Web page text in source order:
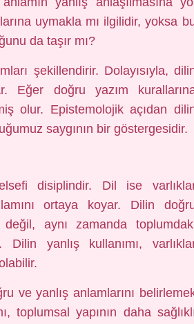
uymakla mı ilgilidir, yoksa
da taşır mı?
şekillendirir. Dolayısıyla,
Eğer doğru yazım
olur. Epistemolojik açıdan
saygının bir göstergesidir.
disiplindir. Dil ise
ortaya koyar. Dilin
değil, aynı zamanda
yanlış kullanımı,
ve yanlış anlamlarını
toplumsal yapının daha